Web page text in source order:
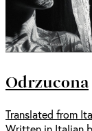
Odrzucona
Translated from